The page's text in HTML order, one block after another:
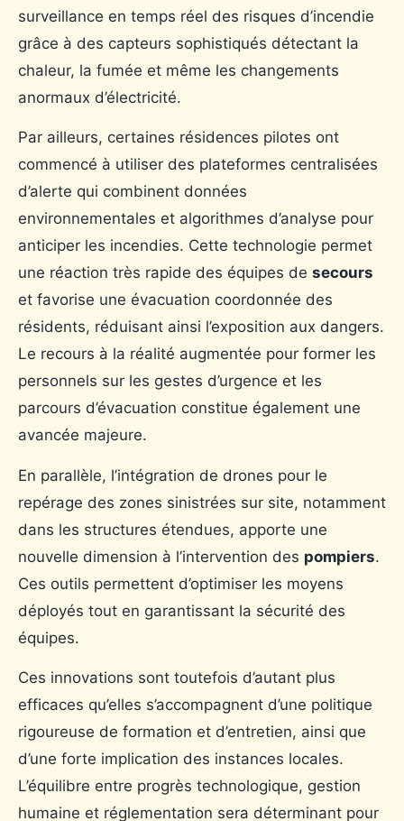
surveillance en temps réel des risques d’incendie
grâce à des capteurs sophistiqués détectant la
chaleur, la fumée et même les changements
anormaux d’électricité.
Par ailleurs, certaines résidences pilotes ont
commencé à utiliser des plateformes centralisées
d’alerte qui combinent données
environnementales et algorithmes d’analyse pour
anticiper les incendies. Cette technologie permet
une réaction très rapide des équipes de secours
et favorise une évacuation coordonnée des
résidents, réduisant ainsi l’exposition aux dangers.
Le recours à la réalité augmentée pour former les
personnels sur les gestes d’urgence et les
parcours d’évacuation constitue également une
avancée majeure.
En parallèle, l’intégration de drones pour le
repérage des zones sinistrées sur site, notamment
dans les structures étendues, apporte une
nouvelle dimension à l’intervention des pompiers.
Ces outils permettent d’optimiser les moyens
déployés tout en garantissant la sécurité des
équipes.
Ces innovations sont toutefois d’autant plus
efficaces qu’elles s’accompagnent d’une politique
rigoureuse de formation et d’entretien, ainsi que
d’une forte implication des instances locales.
L’équilibre entre progrès technologique, gestion
humaine et réglementation sera déterminant pour